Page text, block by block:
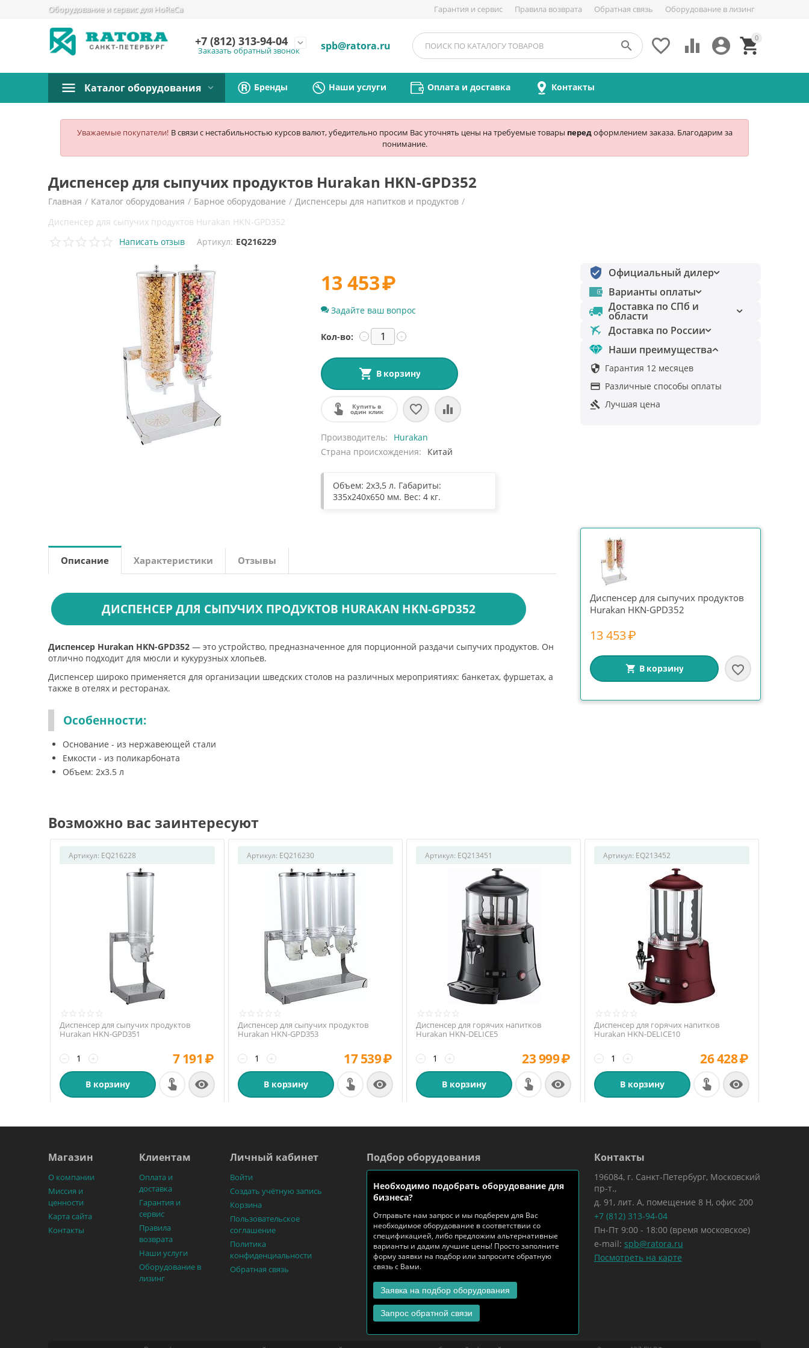
Оборудование и сервис для HoReCa Гарантия и сервис Правила возврата Обратная связь Оборудование в лизинг
+7 (812) 313-94-04 expand_more
Заказать обратный звонок spb@ratora.ru
0


 

Каталог оборудования Бренды Наши услуги Оплата и доставка Контакты
Уважаемые покупатели! В связи с нестабильностью курсов валют, убедительно просим Вас уточнять цены на требуемые товары передоформлением заказа. Благодарим за
понимание.
Диспенсер для сыпучих продуктов Hurakan HKN-GPD352
Главная / Каталог оборудования / Барное оборудование / Диспенсеры для напитков и продуктов /
Диспенсер для сыпучих продуктов Hurakan HKN-GPD352
Написать отзыв
Артикул: EQ216229
13 453₽
Задайте ваш вопрос
Кол-во: +
−
В корзину
Купить в
один клик
Производитель
Hurakan
Страна происхождения
Китай
Объем: 2x3,5 л. Габариты:
335x240x650 мм. Вес: 4 кг.
Официальный дилер
Варианты оплаты
Доставка по СПб и
области
Доставка по России
Наши преимущества
 Гарантия 12 месяцев
 Различные способы оплаты
 Лучшая цена
Диспенсер для сыпучих продуктов
Hurakan HKN-GPD352
13 453₽
В корзину
Описание Характеристики Отзывы
ДИСПЕНСЕР ДЛЯ СЫПУЧИХ ПРОДУКТОВ HURAKAN HKN-GPD352
Диспенсер Hurakan HKN-GPD352 — это устройство, предназначенное для порционной раздачи сыпучих продуктов. Он
отлично подходит для мюсли и кукурузных хлопьев.
Диспенсер широко применяется для организации шведских столов на различных мероприятиях: банкетах, фуршетах, а
также в отелях и ресторанах.
Особенности:
Основание - из нержавеющей стали
Емкости - из поликарбоната
Объем: 2x3.5 л
Возможно вас заинтересуют
Артикул: EQ216228
Диспенсер для сыпучих продуктов
Hurakan HKN-GPD351
+
− 7 191 ₽
В корзину 
Артикул: EQ216230
Диспенсер для сыпучих продуктов
Hurakan HKN-GPD353
+
− 17 539₽
В корзину 
Артикул: EQ213451
Диспенсер для горячих напитков
Hurakan HKN-DELICE5
+
− 23 999₽
В корзину 
Артикул: EQ213452
Диспенсер для горячих напитков
Hurakan HKN-DELICE10
+
− 26 428₽
В корзину 
Магазин
О компании
Миссия и
ценности
Карта сайта
Контакты
Клиентам
Оплата и
доставка
Гарантия и
сервис
Правила
возврата
Наши услуги
Оборудование в
лизинг
Личный кабинет
Войти
Создать учётную запись
Корзина
Пользовательское
соглашение
Политика
конфиденциальности
Обратная связь
Подбор оборудования
Необходимо подобрать оборудование для
бизнеса?
Отправьте нам запрос и мы подберем для Вас
необходимое оборудование в соответствии со
спецификацией, либо предложим альтернативные
варианты и дадим лучшие цены! Просто заполните
форму заявки на подбор или запросите обратную
связь с Вами.
Заявка на подбор оборудования
Запрос обратной связи
Контакты
196084, г. Санкт-Петербург, Московский
пр-т.,
д. 91, лит. А, помещение 8 Н, офис 200
+7 (812) 313-94-04
Пн-Пт 9:00 - 18:00 (время московское)
e-mail: spb@ratora.ru
Посмотреть на карте